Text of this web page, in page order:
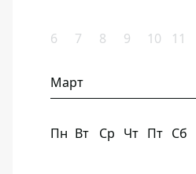
6 7 8 9 10 11
Март
Пн Вт Ср Чт Пт Сб